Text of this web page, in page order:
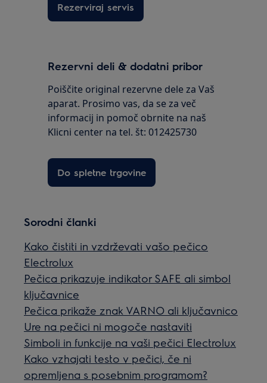
Rezerviraj servis
Rezervni deli & dodatni pribor
Poiščite original rezervne dele za Vaš
aparat. Prosimo vas, da se za več
informacij in pomoč obrnite na naš
Klicni center na tel. št: 012425730
Do spletne trgovine
Sorodni članki
Kako čistiti in vzdrževati vašo pečico
Electrolux
Pečica prikazuje indikator SAFE ali simbol
ključavnice
Pečica prikaže znak VARNO ali ključavnico
Ure na pečici ni mogoče nastaviti
Simboli in funkcije na vaši pečici Electrolux
Kako vzhajati testo v pečici, če ni
opremljena s posebnim programom?